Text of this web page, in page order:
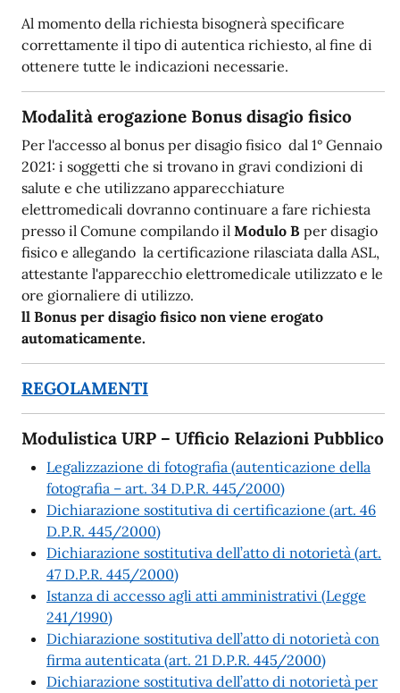
Al momento della richiesta bisognerà specificare
correttamente il tipo di autentica richiesto, al fine di
ottenere tutte le indicazioni necessarie.
Modalità erogazione Bonus disagio fisico
Per l'accesso al bonus per disagio fisico dal 1° Gennaio
2021: i soggetti che si trovano in gravi condizioni di
salute e che utilizzano apparecchiature
elettromedicali dovranno continuare a fare richiesta
presso il Comune compilando il Modulo B per disagio
fisico e allegando la certificazione rilasciata dalla ASL,
attestante l'apparecchio elettromedicale utilizzato e le
ore giornaliere di utilizzo.
ll Bonus per disagio fisico non viene erogato
automaticamente.
REGOLAMENTI
Modulistica URP – Ufficio Relazioni Pubblico
Legalizzazione di fotografia (autenticazione della
fotografia – art. 34 D.P.R. 445/2000)
Dichiarazione sostitutiva di certificazione (art. 46
D.P.R. 445/2000)
Dichiarazione sostitutiva dell’atto di notorietà (art.
47 D.P.R. 445/2000)
Istanza di accesso agli atti amministrativi (Legge
241/1990)
Dichiarazione sostitutiva dell’atto di notorietà con
firma autenticata (art. 21 D.P.R. 445/2000)
Dichiarazione sostitutiva dell’atto di notorietà per